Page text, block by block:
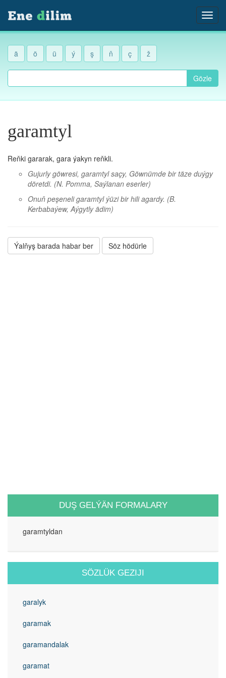
ä ö ü ý ş ň ç ž
Gözle
garamtyl
Reňki gararak, gara ýakyn reňkli.
Gujurly göwresi, garamtyl saçy, Göwnümde bir täze duýgy
döretdi. (N. Pomma, Saýlanan eserler)
Onuň peşeneli garamtyl ýüzi bir hili agardy. (B.
Kerbabaýew, Aýgytly ädim)
Ýalňyş barada habar ber Söz hödürle
DUŞ GELÝÄN FORMALARY
garamtyldan
SÖZLÜK GEZIJI
garalyk
garamak
garamandalak
garamat